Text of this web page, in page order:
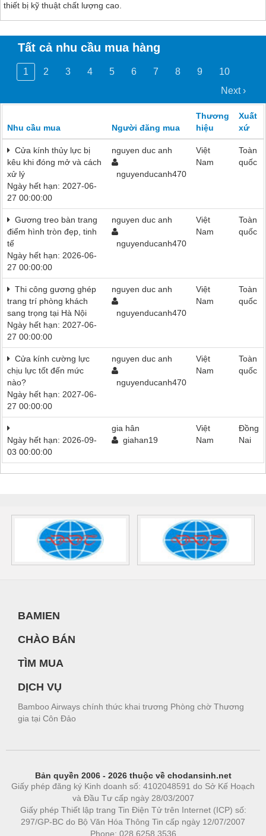
thiết bị kỹ thuật chất lượng cao.
Tất cả nhu cầu mua hàng
1 2 3 4 5 6 7 8 9
10
Next ›
Nhu cầu mua Người đăng mua
Thương
hiệu
Xuất
xứ
Cửa kính thủy lực bị
kêu khi đóng mở và cách
xử lý
Ngày hết hạn: 2027-06-
27 00:00:00
nguyen duc anh
nguyenducanh470
Việt
Nam
Toàn
quốc
Gương treo bàn trang
điểm hình tròn đẹp, tinh
tế
Ngày hết hạn: 2026-06-
27 00:00:00
nguyen duc anh
nguyenducanh470
Việt
Nam
Toàn
quốc
Thi công gương ghép
trang trí phòng khách
sang trọng tại Hà Nội
Ngày hết hạn: 2027-06-
27 00:00:00
nguyen duc anh
nguyenducanh470
Việt
Nam
Toàn
quốc
Cửa kính cường lực
chịu lực tốt đến mức
nào?
Ngày hết hạn: 2027-06-
27 00:00:00
nguyen duc anh
nguyenducanh470
Việt
Nam
Toàn
quốc
Ngày hết hạn: 2026-09-
03 00:00:00
gia hân
giahan19
Việt
Nam
Đồng
Nai
BAMIEN
CHÀO BÁN
TÌM MUA
DỊCH VỤ
Bamboo Airways chính thức khai trương Phòng chờ Thương
gia tại Côn Đảo
Bản quyền 2006 - 2026 thuộc về chodansinh.net
Giấy phép đăng ký Kinh doanh số: 4102048591 do Sở Kế Hoạch
và Đầu Tư cấp ngày 28/03/2007
Giấy phép Thiết lập trang Tin Điện Tử trên Internet (ICP) số:
297/GP-BC do Bộ Văn Hóa Thông Tin cấp ngày 12/07/2007
Phone: 028.6258.3536